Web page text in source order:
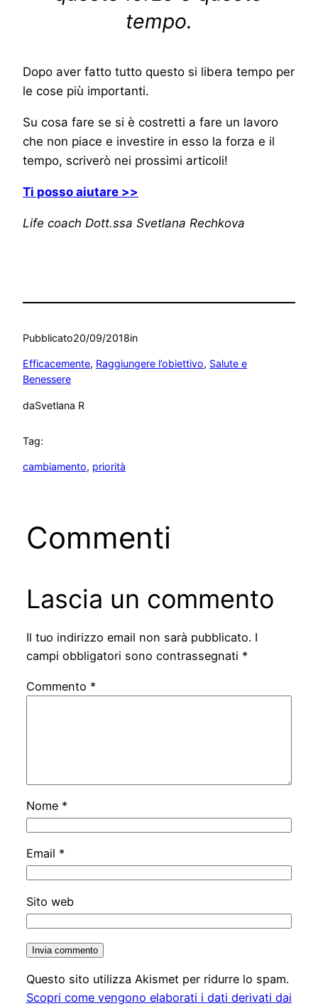
tempo.
Dopo aver fatto tutto questo si libera tempo per
le cose più importanti.
Su cosa fare se si è costretti a fare un lavoro
che non piace e investire in esso la forza e il
tempo, scriverò nei prossimi articoli!
Ti posso aiutare >>
Life coach Dott.ssa Svetlana Rechkova
Pubblicato20/09/2018in
Efficacemente, Raggiungere l’obiettivo, Salute e
Benessere
daSvetlana R
Tag:
cambiamento, priorità
Commenti
Lascia un commento
Il tuo indirizzo email non sarà pubblicato. I
campi obbligatori sono contrassegnati *
Commento *
Nome *
Email *
Sito web
Questo sito utilizza Akismet per ridurre lo spam.
Scopri come vengono elaborati i dati derivati dai